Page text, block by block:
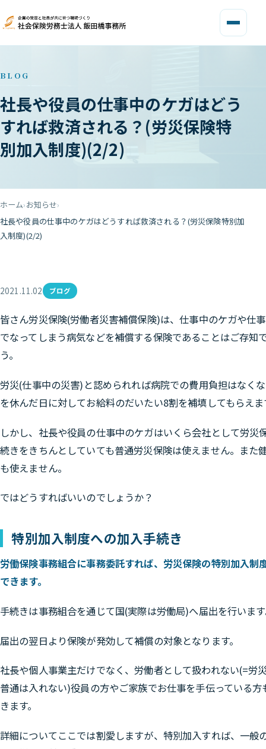
BLOG
社長や役員の仕事中のケガはどう
すれば救済される？(労災保険特
別加入制度)(2/2)
ホーム お知らせ
社長や役員の仕事中のケガはどうすれば救済される？(労災保険特別加
入制度)(2/2)
2021.11.02 ブログ
皆さん労災保険(労働者災害補償保険)は、仕事中のケガや仕
でなってしまう病気などを補償する保険であることはご存知
う。
労災(仕事中の災害)と認められれば病院での費用負担はなく
を休んだ日に対してお給料のだいたい8割を補填してもらえま
しかし、社長や役員の仕事中のケガはいくら会社として労災
続きをきちんとしていても普通労災保険は使えません。また
も使えません。
ではどうすればいいのでしょうか？
特別加入制度への加入手続き
労働保険事務組合に事務委託すれば、労災保険の特別加入制
できます。
手続きは事務組合を通じて国(実際は労働局)へ届出を行いま
届出の翌日より保険が発効して補償の対象となります。
社長や個人事業主だけでなく、労働者として扱われない(=労
普通は入れない)役員の方やご家族でお仕事を手伝っている方
きます。
詳細についてここでは割愛しますが、特別加入すれば、一般